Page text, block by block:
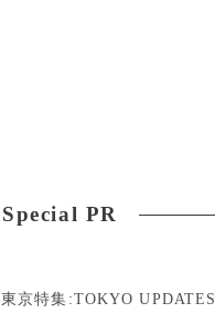
Special PR
東京特集:TOKYO UPDATES